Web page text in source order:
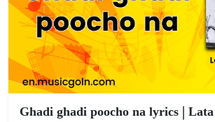
Ghadi ghadi poocho na lyrics | Lata